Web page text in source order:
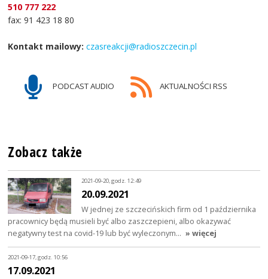
510 777 222
fax: 91 423 18 80
Kontakt mailowy: czasreakcji@radioszczecin.pl
PODCAST AUDIO AKTUALNOŚCI RSS
Zobacz także
2021-09-20, godz. 12:49
20.09.2021
W jednej ze szczecińskich firm od 1 października
pracownicy będą musieli być albo zaszczepieni, albo okazywać
negatywny test na covid-19 lub być wyleczonym… » więcej
2021-09-17, godz. 10:56
17.09.2021